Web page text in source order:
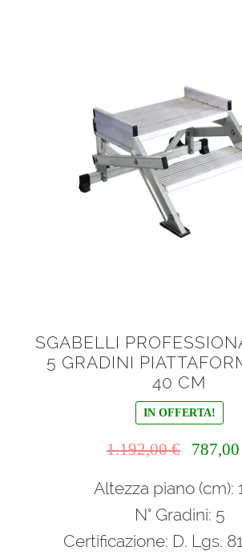
SGABELLI
5 GRADINI
40 CM
IN OFFERTA!
1.192,00€
originale
1.192,00 €.
787,00
Altezza piano (cm):
N° Gradini: 5
Certificazione: D. Lgs.